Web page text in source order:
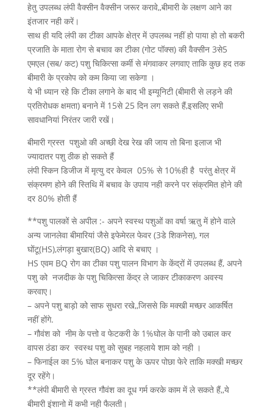
हेतु उपलब्ध लंपी वैक्सीन वैक्सीन जरूर करावे,,बीमारी के लक्षण आने का
इंतजार नही करें।
साथ ही यदि लंपी का टीका आपके क्षेत्र में उपलब्ध नहीं हो पाया हो तो बकरी
प्रजाति के माता रोग से बचाव का टीका (गोट पॉक्स) की वैक्सीन 3से5
एमएल (सब/ कट) पशु चिकित्सा कर्मी से मंगवाकर लगवाए ताकि कुछ हद तक
बीमारी के प्रकोप को कम किया जा सकेगा ।
ये भी ध्यान रहे कि टीका लगाने के बाद भी इम्यूनिटी (बीमारी से लड़ने की
प्रतिरोधक क्षमता) बनाने में 15से 25 दिन लग सकते हैं,इसलिए सभी
सावधानियां निरंतर जारी रखें।
बीमारी ग्रस्त पशुओ की अच्छी देख रेख की जाय तो बिना इलाज भी
ज्यादातर पशु ठीक हो सकते हैं
लंपी स्किन डिजीज में मृत्यु दर केवल 05% से 10%ही है परंतु क्षेत्र में
संक्रमण होने की स्तिथि में बचाव के उपाय नही करने पर संक्रमित होने की
दर 80% होती हैं
**पशु पालकों से अपील :- अपने स्वस्थ पशुओं का वर्षा ऋतु में होने वाले
अन्य जानलेवा बीमारियां जैसे इफेमेरल फेवर (3डे शिकनेस), गल
घोंटू(HS),लंगड़ा बुखार(BQ) आदि से बचाए ।
HS एवम BQ रोग का टीका पशु पालन विभाग के केंद्रों में उपलब्ध हैं, अपने
पशु को नजदीक के पशु चिकित्सा केंद्र ले जाकर टीकाकरण अवस्य
करवाए।
– अपने पशु बाड़ो को साफ सुधरा रखे,,जिससे कि मक्खी मच्छर आकर्षित
नहीं होंगे.
– गौवंश को नीम के पत्तो व फेटकरी के 1%घोल के पानी को उबाल कर
वापस ठंडा कर स्वस्थ पशु को सुबह नहलाये शाम को नही ।
– फिनाईल का 5% घोल बनाकर पशु के ऊपर पोछा फेरे ताकि मक्खी मच्छर
दूर रहेंगे।
**लंपी बीमारी से ग्रस्त गौवंश का दूध गर्म करके काम में ले सकते हैं,,ये
बीमारी इंशानो में कभी नही फैलती।